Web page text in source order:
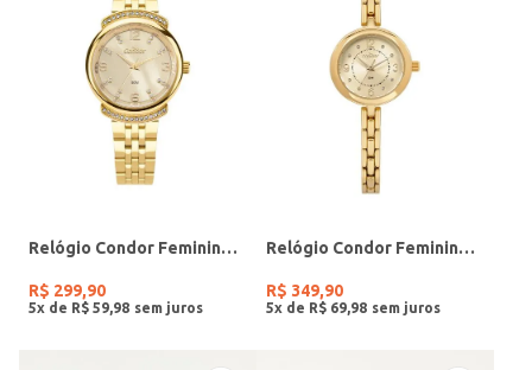
Relógio Condor Feminino DOURADO
R$ 299,90
5x de R$ 59 98
Relógio Condor Feminino DOURADO
R$ 349,90
5x de R$ 69 98